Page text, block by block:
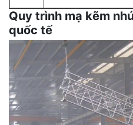
Quy trình mạ kẽm
quốc tế